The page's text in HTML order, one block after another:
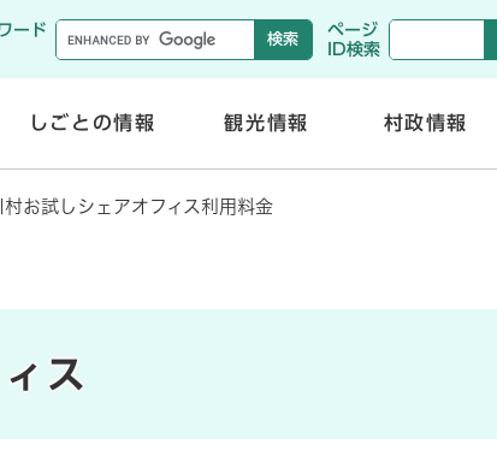
メニューを飛ばして本文へ
ード
ページ
ID検索
しごとの情報
く
観光情報 村政情報
村お試しシェアオフィス利用料金
ス